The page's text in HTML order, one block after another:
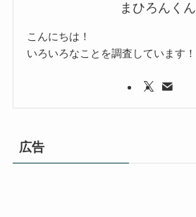
まひろんくん
こんにちは！
いろいろなことを調査しています！
広告